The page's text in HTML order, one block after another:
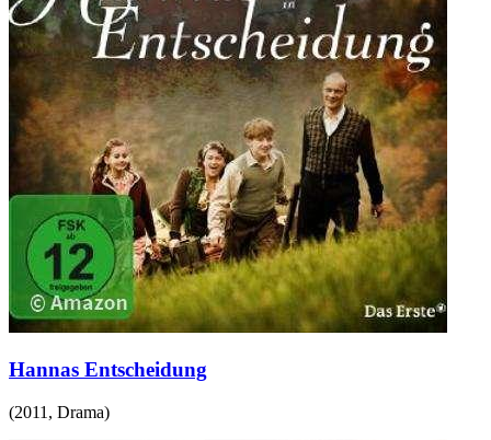
Hannas Entscheidung
(2011 , Drama)